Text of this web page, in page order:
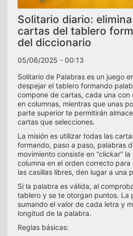
Solitario diario:
cartas del tablero
del diccionario
05/06/2025 - 00:13
Solitario de Palabras es un juego
despejar el tablero formando
compone de cartas, cada una con
en columnas, mientras que unas
parte superior te permitirán
cartas que selecciones.
La misión es utilizar todas las
formando, paso a paso, palabras
movimiento consiste en “clickar”
columna en el orden correcto para
las casillas libres, den lugar a una
Si la palabra es válida, al
tablero y se te otorgan puntos. La
sumando el valor de cada letra y
longitud de la palabra.
Reglas básicas: